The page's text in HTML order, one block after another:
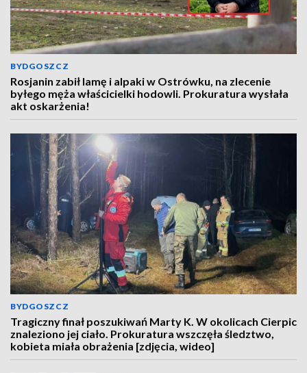
BYDGOSZCZ
Rosjanin zabił lamę i alpaki w Ostrówku, na zlecenie
byłego męża właścicielki hodowli. Prokuratura wysłała
akt oskarżenia!
BYDGOSZCZ
Tragiczny finał poszukiwań Marty K. W okolicach Cierpic
znaleziono jej ciało. Prokuratura wszczęła śledztwo,
kobieta miała obrażenia [zdjęcia, wideo]